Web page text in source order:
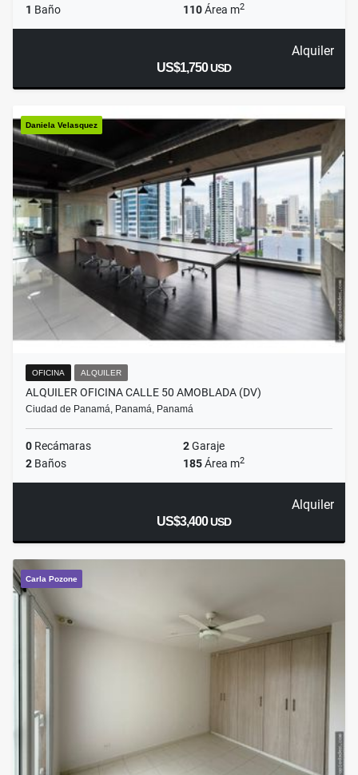
1 Baño 110Área m2
Alquiler
US$1,750USD
Daniela Velasquez
OFICINA ALQUILER
ALQUILER OFICINA CALLE 50 AMOBLADA (DV)
Ciudad de Panamá, Panamá, Panamá
0 Recámaras 2Garaje
2 Baños 185Área m2
Alquiler
US$3,400USD
Carla Pozone